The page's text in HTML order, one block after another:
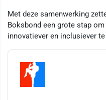
Met deze samenwerking
Boksbond een grote stap
innovatiever en inclusiever